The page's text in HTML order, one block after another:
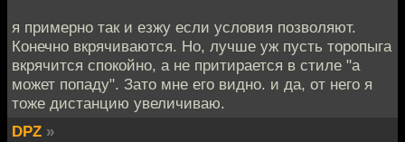
я примерно так и езжу если условия позволяют.
Конечно вкрячиваются. Но, лучше уж пусть торопыга
вкрячится спокойно, а не притирается в стиле "а
может попаду". Зато мне его видно. и да, от него я
тоже дистанцию увеличиваю.
DPZ »